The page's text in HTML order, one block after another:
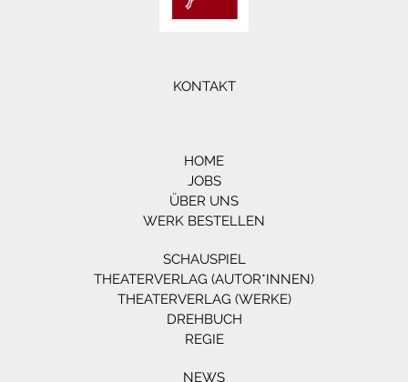
KONTAKT
HOME
JOBS
ÜBER UNS
WERK BESTELLEN
SCHAUSPIEL
THEATERVERLAG (AUTOR*INNEN)
THEATERVERLAG (WERKE)
DREHBUCH
REGIE
NEWS